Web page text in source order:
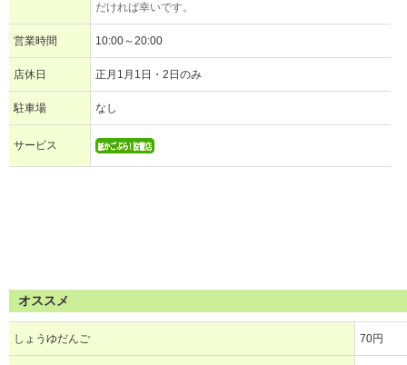
だければ幸いです。
営業時間 10:00～20:00
店休日 正月1月1日・2日のみ
駐車場 なし
サービス
オススメ
しょうゆだんご 70円